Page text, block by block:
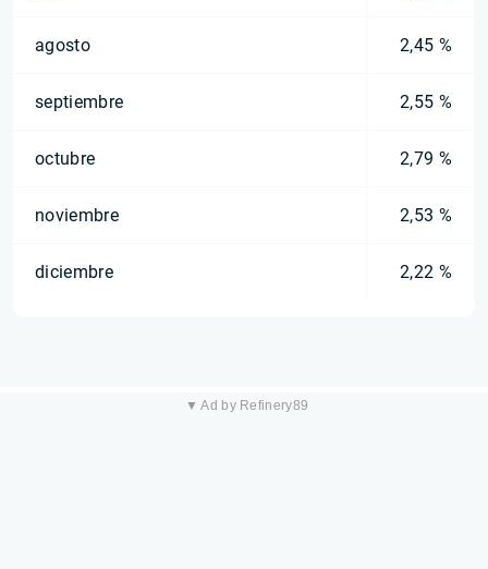
agosto 2,45 %
septiembre 2,55 %
octubre 2,79 %
noviembre 2,53 %
diciembre 2,22 %
▼ Ad by Refinery89